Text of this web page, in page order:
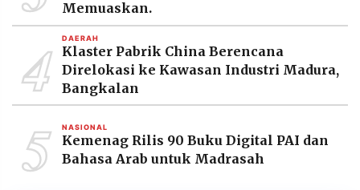
Memuaskan.
4 DAERAH
Klaster Pabrik China Berencana
Direlokasi ke Kawasan Industri Madura,
Bangkalan
5 NASIONAL
Kemenag Rilis 90 Buku Digital PAI dan
Bahasa Arab untuk Madrasah